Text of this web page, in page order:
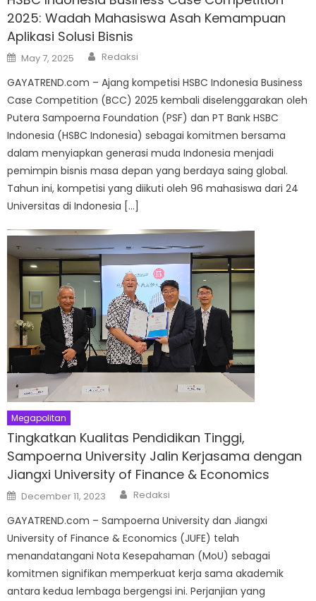
2025: Wadah Mahasiswa Asah Kemampuan
Aplikasi Solusi Bisnis
Posted
on
May 7, 2025 Author
Redaksi
GAYATREND.com – Ajang kompetisi HSBC Indonesia Business
Case Competition (BCC) 2025 kembali diselenggarakan oleh
Putera Sampoerna Foundation (PSF) dan PT Bank HSBC
Indonesia (HSBC Indonesia) sebagai komitmen bersama
dalam menyiapkan generasi muda Indonesia menjadi
pemimpin bisnis masa depan yang berdaya saing global.
Tahun ini, kompetisi yang diikuti oleh 96 mahasiswa dari 24
Universitas di Indonesia […]
Megapolitan
Tingkatkan Kualitas Pendidikan Tinggi,
Sampoerna University Jalin Kerjasama dengan
Jiangxi University of Finance & Economics
Posted
on
December 11, 2023 Author
Redaksi
GAYATREND.com – Sampoerna University dan Jiangxi
University of Finance & Economics (JUFE) telah
menandatangani Nota Kesepahaman (MoU) sebagai
komitmen signifikan memperkuat kerja sama akademik
antara kedua lembaga bergengsi ini. Perjanjian yang